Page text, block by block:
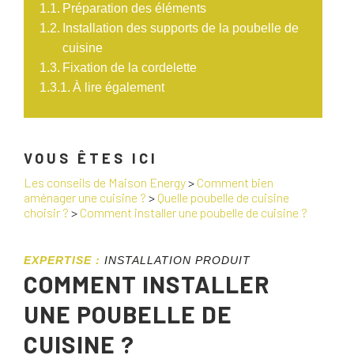
Préparation des éléments
Installation des supports de la poubelle de
cuisine
Fixation de la cordelette
À lire également
VOUS ÊTES ICI
Les conseils de Maison Energy> Comment bien
aménager une cuisine ? > Quelle poubelle de cuisine
choisir ? > Comment installer une poubelle de cuisine ?
EXPERTISE : INSTALLATION PRODUIT
COMMENT INSTALLER
UNE POUBELLE DE
CUISINE ?